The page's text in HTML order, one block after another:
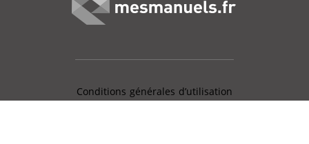
Conditions générales d’utilisation